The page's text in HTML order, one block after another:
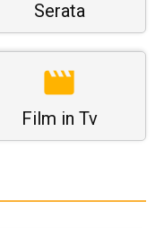
Serata
Film in Tv